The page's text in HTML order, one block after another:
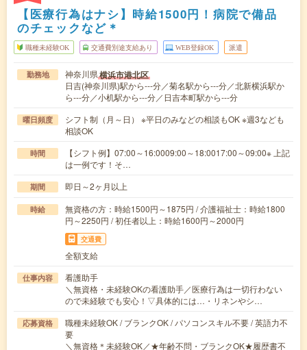
【医療行為はナシ】時給1500円！病院で備品
のチェックなど＊
職種未経験OK 交通費別途支給あり WEB登録OK 派遣
勤務地 神奈川県横浜市港北区
日吉(神奈川県)駅から---分／菊名駅から---分／北新横浜駅か
ら---分／小机駅から---分／日吉本町駅から---分
曜日頻度
シフト制（月～日） ※平日のみなどの相談もOK ※週3なども
相談OK
時間
【シフト例】07:00～16:0009:00～18:0017:00～09:00※ 上記
は一例です！そ…
期間 即日～2ヶ月以上
時給
無資格の方：時給1500円～1875円 / 介護福祉士：時給1800
円～2250円 / 初任者以上：時給1600円～2000円
交通費
全額支給
仕事内容
看護助手
＼無資格・未経験OKの看護助手／医療行為は一切行わない
ので未経験でも安心！▽具体的には…・リネンやシ…
応募資格
職種未経験OK / ブランクOK / パソコンスキル不要 / 英語力不
要
＼無資格＊未経験OK／★年齢不問・ブランクOK★履歴書不